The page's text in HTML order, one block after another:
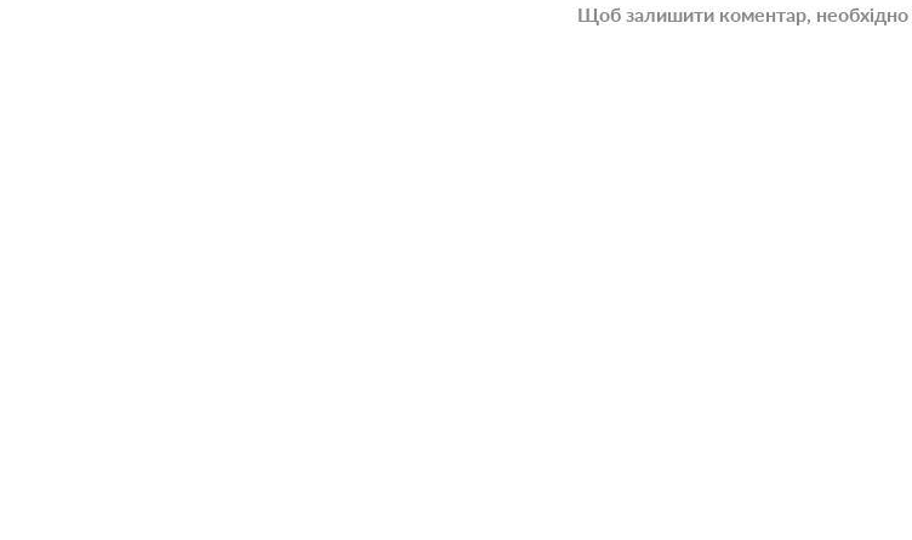
Щоб залишити коментар, необхідно